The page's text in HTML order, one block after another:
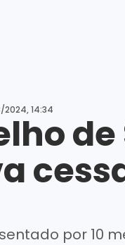
14:34
por 10